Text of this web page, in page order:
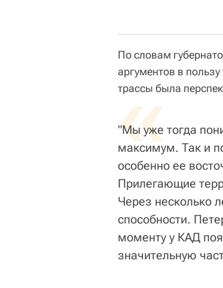
По словам
аргументов в
трассы была
«
"Мы уже тогда
максимум. Так и
особенно ее
Прилегающие
Через несколько
способности.
моменту у КАД
значительную